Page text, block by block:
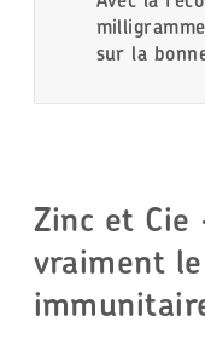
sur la
Zinc et
vraiment